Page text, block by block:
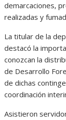
demarcaciones,
realizadas y
La titular de la
destacó la
conozcan la
de Desarrollo
de dichas
coordinación
Asistieron